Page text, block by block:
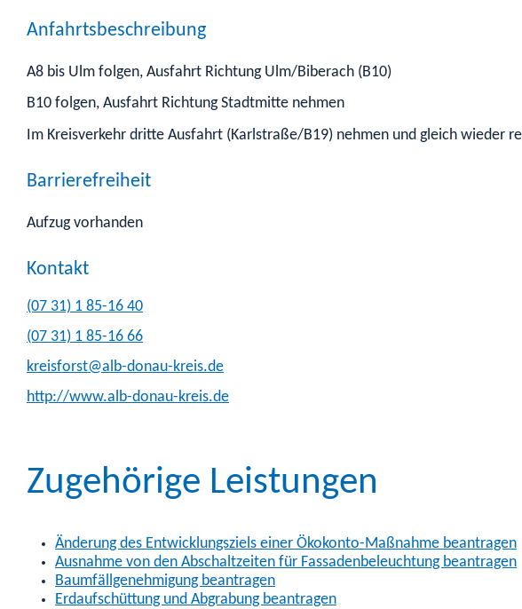
Anfahrtsbeschreibung
A8 bis Ulm folgen, Ausfahrt Richtung Ulm/Biberach (B10)
B10 folgen, Ausfahrt Richtung Stadtmitte nehmen
Im Kreisverkehr dritte Ausfahrt (Karlstraße/B19) nehmen und gleich wieder
Barrierefreiheit
Aufzug vorhanden
Kontakt
(07 31) 1 85-16 40
(07 31) 1 85-16 66
kreisforst@alb-donau-kreis.de
http://www.alb-donau-kreis.de
Zugehörige Leistungen
Änderung des Entwicklungsziels einer Ökokonto-Maßnahme beantragen
Ausnahme von den Abschaltzeiten für Fassadenbeleuchtung beantragen
Baumfällgenehmigung beantragen
Erdaufschüttung und Abgrabung beantragen